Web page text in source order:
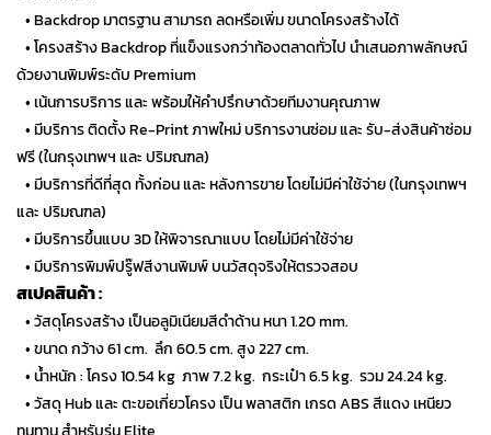
• Backdrop มาตรฐาน สามารถ ลดหรือเพิ่ม ขนาดโครงสร้างได้
• โครงสร้าง Backdrop ที่แข็งแรงกว่าท้องตลาดทั่วไป นำเสนอภาพลักษณ์
ด้วยงานพิมพ์ระดับ Premium
• เน้นการบริการ และ พร้อมให้คำปรึกษาด้วยทีมงานคุณภาพ
• มีบริการ ติดตั้ง Re-Print ภาพใหม่ บริการงานซ่อม และ รับ-ส่งสินค้าซ่อม
ฟรี (ในกรุงเทพฯ และ ปริมณฑล)
• มีบริการที่ดีที่สุด ทั้งก่อน และ หลังการขาย โดยไม่มีค่าใช้จ่าย (ในกรุงเทพฯ
และ ปริมณฑล)
• มีบริการขึ้นแบบ 3D ให้พิจารณาแบบ โดยไม่มีค่าใช้จ่าย
• มีบริการพิมพ์ปรู๊ฟสีงานพิมพ์ บนวัสดุจริงให้ตรวจสอบ
สเปคสินค้า :
• วัสดุโครงสร้าง เป็นอลูมิเนียมสีดำด้าน หนา 1.20 mm.
• ขนาด กว้าง 61 cm. ลึก 60.5 cm. สูง 227 cm.
• น้ำหนัก : โครง 10.54 kg ภาพ 7.2 kg. กระเป๋า 6.5 kg. รวม 24.24 kg.
• วัสดุ Hub และ ตะขอเกี่ยวโครง เป็น พลาสติก เกรด ABS สีแดง เหนียว
ทนทาน สำหรับรุ่น Elite